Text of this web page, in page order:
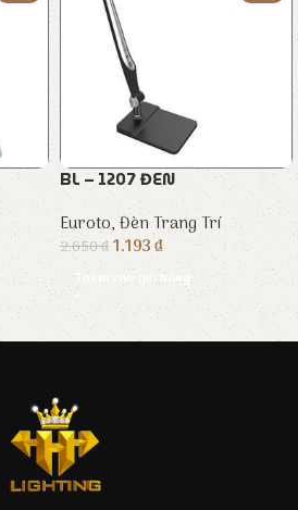
BL – 1207 ĐEN
Euroto,Đèn Trang Trí
2.650₫1.193₫
Thêm vào giỏ hàng